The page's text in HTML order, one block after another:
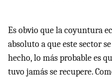
Es obvio que la coyuntura
absoluto a que este sector
hecho, lo más probable es
tuvo jamás se recupere.